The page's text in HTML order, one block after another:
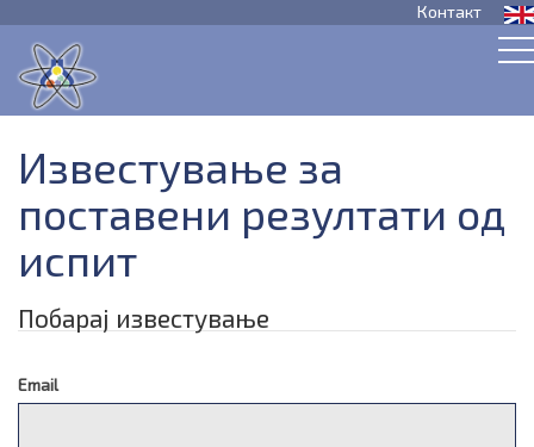
Контакт
Известување за
поставени резултати од
испит
Побарај известување
Email